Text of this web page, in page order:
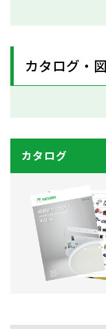
カタログ・
カタログ